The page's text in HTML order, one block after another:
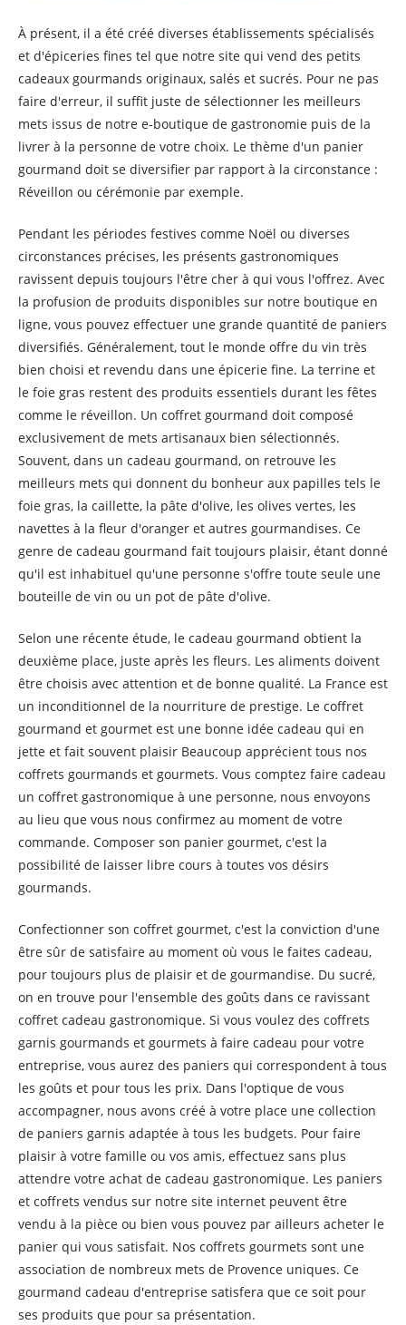
À présent, il a été créé diverses établissements spécialisés
et d'épiceries fines tel que notre site qui vend des petits
cadeaux gourmands originaux, salés et sucrés. Pour ne pas
faire d'erreur, il suffit juste de sélectionner les meilleurs
mets issus de notre e-boutique de gastronomie puis de la
livrer à la personne de votre choix. Le thème d'un panier
gourmand doit se diversifier par rapport à la circonstance :
Réveillon ou cérémonie par exemple.
Pendant les périodes festives comme Noël ou diverses
circonstances précises, les présents gastronomiques
ravissent depuis toujours l'être cher à qui vous l'offrez. Avec
la profusion de produits disponibles sur notre boutique en
ligne, vous pouvez effectuer une grande quantité de paniers
diversifiés. Généralement, tout le monde offre du vin très
bien choisi et revendu dans une épicerie fine. La terrine et
le foie gras restent des produits essentiels durant les fêtes
comme le réveillon. Un coffret gourmand doit composé
exclusivement de mets artisanaux bien sélectionnés.
Souvent, dans un cadeau gourmand, on retrouve les
meilleurs mets qui donnent du bonheur aux papilles tels le
foie gras, la caillette, la pâte d'olive, les olives vertes, les
navettes à la fleur d'oranger et autres gourmandises. Ce
genre de cadeau gourmand fait toujours plaisir, étant donné
qu'il est inhabituel qu'une personne s'offre toute seule une
bouteille de vin ou un pot de pâte d'olive.
Selon une récente étude, le cadeau gourmand obtient la
deuxième place, juste après les fleurs. Les aliments doivent
être choisis avec attention et de bonne qualité. La France est
un inconditionnel de la nourriture de prestige. Le coffret
gourmand et gourmet est une bonne idée cadeau qui en
jette et fait souvent plaisir Beaucoup apprécient tous nos
coffrets gourmands et gourmets. Vous comptez faire cadeau
un coffret gastronomique à une personne, nous envoyons
au lieu que vous nous confirmez au moment de votre
commande. Composer son panier gourmet, c'est la
possibilité de laisser libre cours à toutes vos désirs
gourmands.
Confectionner son coffret gourmet, c'est la conviction d'une
être sûr de satisfaire au moment où vous le faites cadeau,
pour toujours plus de plaisir et de gourmandise. Du sucré,
on en trouve pour l'ensemble des goûts dans ce ravissant
coffret cadeau gastronomique. Si vous voulez des coffrets
garnis gourmands et gourmets à faire cadeau pour votre
entreprise, vous aurez des paniers qui correspondent à tous
les goûts et pour tous les prix. Dans l'optique de vous
accompagner, nous avons créé à votre place une collection
de paniers garnis adaptée à tous les budgets. Pour faire
plaisir à votre famille ou vos amis, effectuez sans plus
attendre votre achat de cadeau gastronomique. Les paniers
et coffrets vendus sur notre site internet peuvent être
vendu à la pièce ou bien vous pouvez par ailleurs acheter le
panier qui vous satisfait. Nos coffrets gourmets sont une
association de nombreux mets de Provence uniques. Ce
gourmand cadeau d'entreprise satisfera que ce soit pour
ses produits que pour sa présentation.